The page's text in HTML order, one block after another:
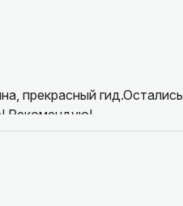
прекрасный гид.Остались
Рекомендую!